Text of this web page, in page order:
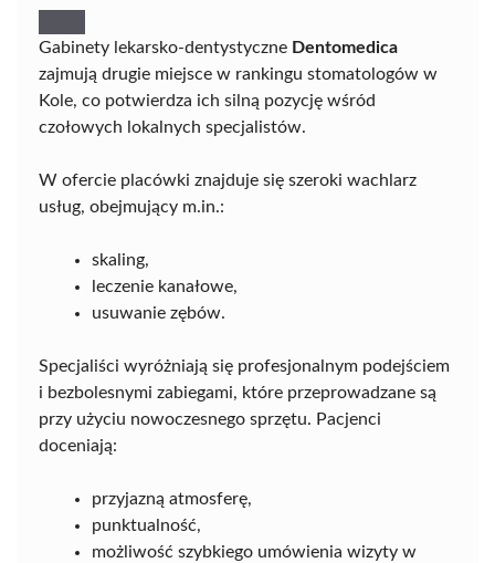
Gabinety lekarsko-dentystyczne Dentomedica
zajmują drugie miejsce w rankingu stomatologów w
Kole, co potwierdza ich silną pozycję wśród
czołowych lokalnych specjalistów.
W ofercie placówki znajduje się szeroki wachlarz
usług, obejmujący m.in.:
skaling,
leczenie kanałowe,
usuwanie zębów.
Specjaliści wyróżniają się profesjonalnym podejściem
i bezbolesnymi zabiegami, które przeprowadzane są
przy użyciu nowoczesnego sprzętu. Pacjenci
doceniają:
przyjazną atmosferę,
punktualność,
możliwość szybkiego umówienia wizyty w